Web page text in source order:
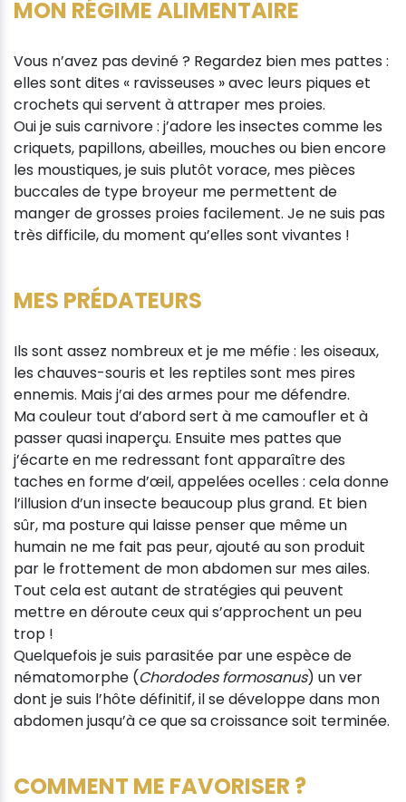
MON RÉGIME ALIMENTAIRE
Vous n’avez pas deviné ? Regardez bien mes pattes :
elles sont dites « ravisseuses » avec leurs piques et
crochets qui servent à attraper mes proies.
Oui je suis carnivore : j’adore les insectes comme les
criquets, papillons, abeilles, mouches ou bien encore
les moustiques, je suis plutôt vorace, mes pièces
buccales de type broyeur me permettent de
manger de grosses proies facilement. Je ne suis pas
très difficile, du moment qu’elles sont vivantes !
MES PRÉDATEURS
Ils sont assez nombreux et je me méfie : les oiseaux,
les chauves-souris et les reptiles sont mes pires
ennemis. Mais j’ai des armes pour me défendre.
Ma couleur tout d’abord sert à me camoufler et à
passer quasi inaperçu. Ensuite mes pattes que
j’écarte en me redressant font apparaître des
taches en forme d’œil, appelées ocelles : cela donne
l’illusion d’un insecte beaucoup plus grand. Et bien
sûr, ma posture qui laisse penser que même un
humain ne me fait pas peur, ajouté au son produit
par le frottement de mon abdomen sur mes ailes.
Tout cela est autant de stratégies qui peuvent
mettre en déroute ceux qui s’approchent un peu
trop !
Quelquefois je suis parasitée par une espèce de
nématomorphe (Chordodes formosanus) un ver
dont je suis l’hôte définitif, il se développe dans mon
abdomen jusqu’à ce que sa croissance soit terminée.
COMMENT ME FAVORISER ?